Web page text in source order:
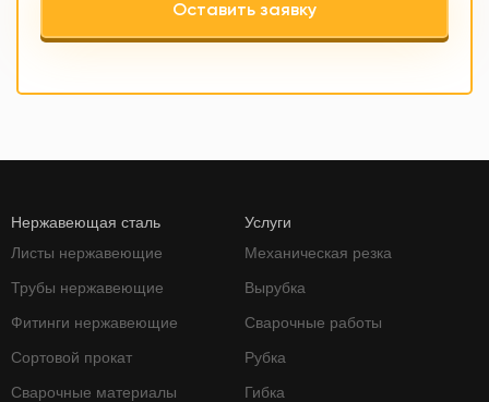
Оставить заявку
Нержавеющая сталь
Листы нержавеющие
Трубы нержавеющие
Фитинги нержавеющие
Сортовой прокат
Сварочные материалы
Услуги
Механическая резка
Вырубка
Сварочные работы
Рубка
Гибка